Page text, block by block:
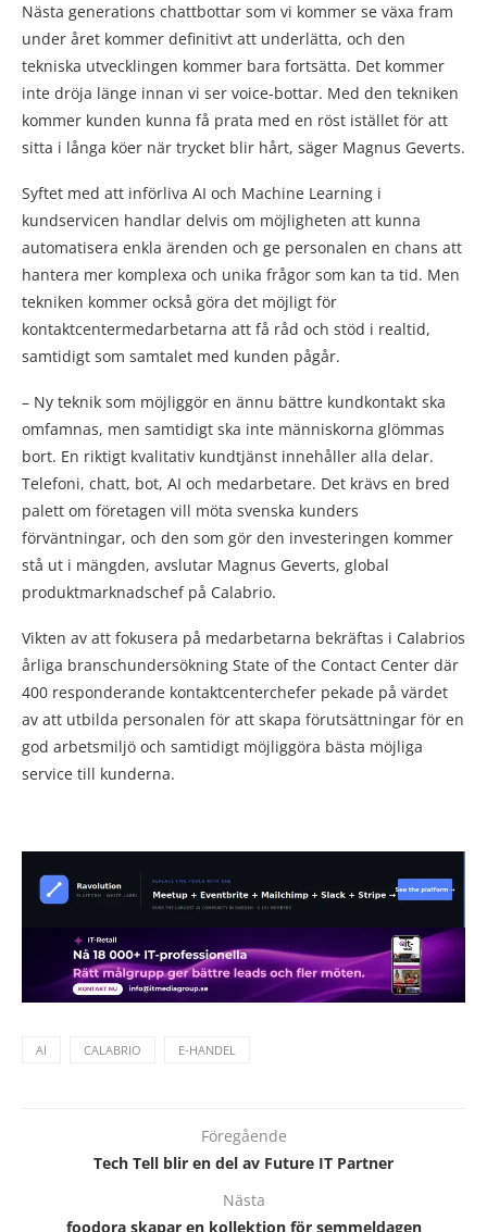
Nästa generations chattbottar som vi kommer se växa fram
under året kommer definitivt att underlätta, och den
tekniska utvecklingen kommer bara fortsätta. Det kommer
inte dröja länge innan vi ser voice-bottar. Med den tekniken
kommer kunden kunna få prata med en röst istället för att
sitta i långa köer när trycket blir hårt, säger Magnus Geverts.
Syftet med att införliva AI och Machine Learning i
kundservicen handlar delvis om möjligheten att kunna
automatisera enkla ärenden och ge personalen en chans att
hantera mer komplexa och unika frågor som kan ta tid. Men
tekniken kommer också göra det möjligt för
kontaktcentermedarbetarna att få råd och stöd i realtid,
samtidigt som samtalet med kunden pågår.
– Ny teknik som möjliggör en ännu bättre kundkontakt ska
omfamnas, men samtidigt ska inte människorna glömmas
bort. En riktigt kvalitativ kundtjänst innehåller alla delar.
Telefoni, chatt, bot, AI och medarbetare. Det krävs en bred
palett om företagen vill möta svenska kunders
förväntningar, och den som gör den investeringen kommer
stå ut i mängden, avslutar Magnus Geverts, global
produktmarknadschef på Calabrio.
Vikten av att fokusera på medarbetarna bekräftas i Calabrios
årliga branschundersökning State of the Contact Center där
400 responderande kontaktcenterchefer pekade på värdet
av att utbilda personalen för att skapa förutsättningar för en
god arbetsmiljö och samtidigt möjliggöra bästa möjliga
service till kunderna.
AI CALABRIO E-HANDEL
Föregående
Tech Tell blir en del av Future IT Partner
Nästa
foodora skapar en kollektion för semmeldagen